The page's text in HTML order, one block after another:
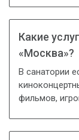
Какие
«Москва»?
В санатории
фильмов,